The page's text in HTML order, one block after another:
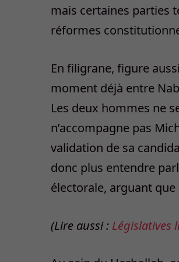
mais certaines parties
réformes
En filigrane, figure
moment déjà entre
Les deux hommes ne
n’accompagne pas
validation de sa
donc plus entendre
électorale, arguant que
(Lire aussi : Législatives